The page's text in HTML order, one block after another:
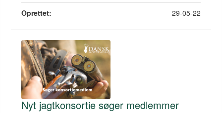
Oprettet: 29-05-22
Nyt jagtkonsortie søger medlemmer